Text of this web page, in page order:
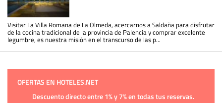
Visitar La Villa Romana de La Olmeda, acercarnos a Saldaña para disfrutar
de la cocina tradicional de la provincia de Palencia y comprar excelente
legumbre, es nuestra misión en el transcurso de las p...
OFERTAS EN HOTELES.NET
Descuento directo entre 1% y 7% en todas tus reservas.